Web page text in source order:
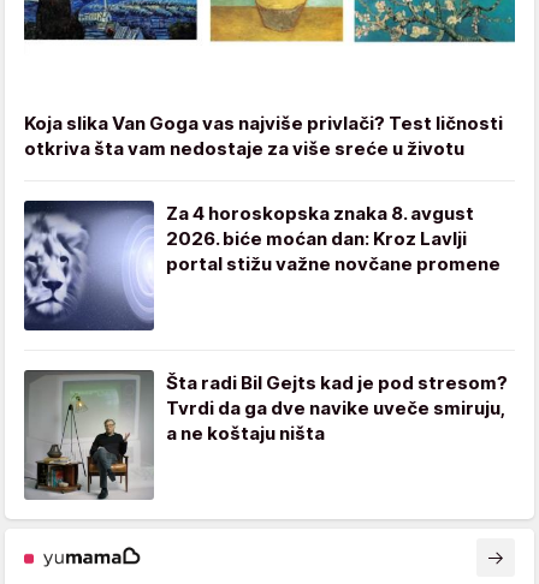
Koja slika Van Goga vas najviše privlači? Test ličnosti
otkriva šta vam nedostaje za više sreće u životu
Za 4 horoskopska znaka 8. avgust
2026. biće moćan dan: Kroz Lavlji
portal stižu važne novčane promene
Šta radi Bil Gejts kad je pod stresom?
Tvrdi da ga dve navike uveče smiruju,
a ne koštaju ništa